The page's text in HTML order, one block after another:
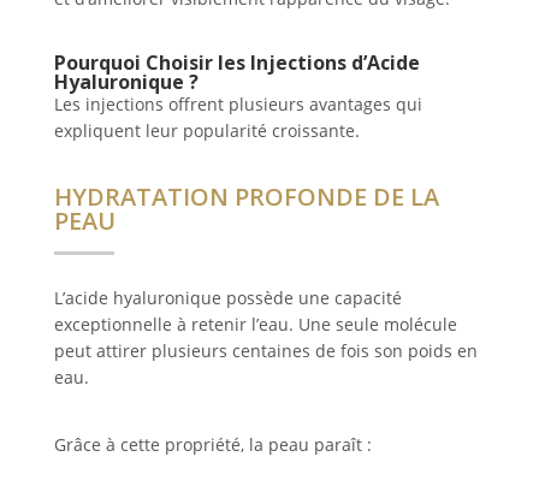
Pourquoi Choisir les Injections d’Acide
Hyaluronique ?
Les injections offrent plusieurs avantages qui
expliquent leur popularité croissante.
HYDRATATION PROFONDE DE LA
PEAU
L’acide hyaluronique possède une capacité
exceptionnelle à retenir l’eau. Une seule molécule
peut attirer plusieurs centaines de fois son poids en
eau.
Grâce à cette propriété, la peau paraît :